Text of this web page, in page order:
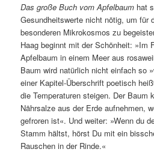
Das große Buch vom Apfelbaum hat
Gesundheitswerte nicht nötig, um für
besonderen Mikrokosmos zu
Haag beginnt mit der Schönheit: »Im
Apfelbaum in einem Meer aus
Baum wird natürlich nicht einfach so
einer Kapitel-Überschrift poetisch
die Temperaturen steigen. Der Baum
Nährsalze aus der Erde aufnehmen,
gefroren ist«. Und weiter: »Wenn du
Stamm hältst, hörst Du mit ein
Rauschen in der Rinde.«